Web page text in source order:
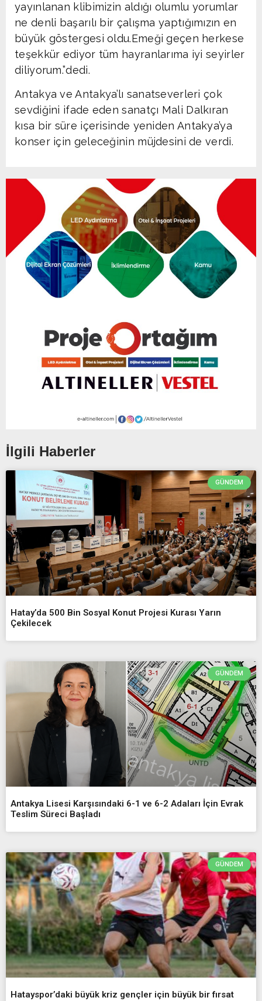
yayınlanan klibimizin aldığı olumlu yorumlar
ne denli başarılı bir çalışma yaptığımızın en
büyük göstergesi oldu.Emeği geçen herkese
teşekkür ediyor tüm hayranlarıma iyi seyirler
diliyorum.”dedi.
Antakya ve Antakya’lı sanatseverleri çok
sevdiğini ifade eden sanatçı Mali Dalkıran
kısa bir süre içerisinde yeniden Antakya’ya
konser için geleceğinin müjdesini de verdi.
İlgili Haberler
GÜNDEM
Hatay’da 500 Bin Sosyal Konut Projesi Kurası Yarın
Çekilecek
GÜNDEM
Antakya Lisesi Karşısındaki 6-1 ve 6-2 Adaları İçin Evrak
Teslim Süreci Başladı
GÜNDEM
Hatayspor’daki büyük kriz gençler için büyük bir fırsat